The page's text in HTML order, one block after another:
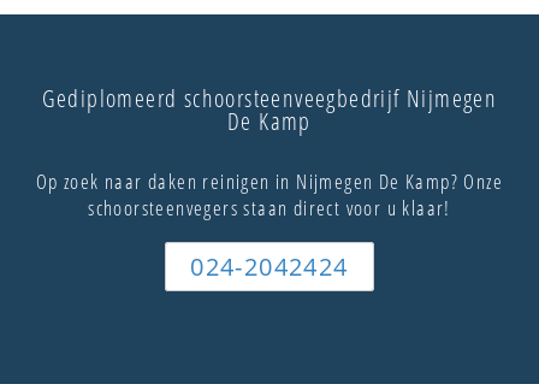
Gediplomeerd schoorsteenveegbedrijf Nijmegen
De Kamp
Op zoek naar daken reinigen in Nijmegen De Kamp? Onze
schoorsteenvegers staan direct voor u klaar!
024-2042424